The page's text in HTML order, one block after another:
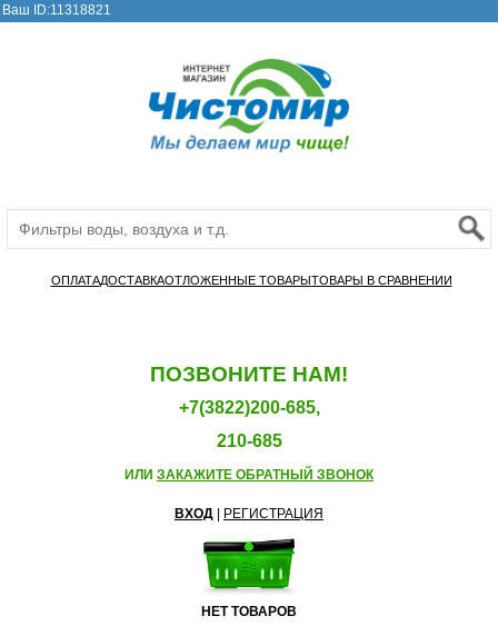
Ваш ID:11318821
ОПЛАТАДОСТАВКАОТЛОЖЕННЫЕ ТОВАРЫТОВАРЫ В СРАВНЕНИИ
ПОЗВОНИТЕ НАМ!
+7(3822)200-685,
210-685
ИЛИ ЗАКАЖИТЕ ОБРАТНЫЙ ЗВОНОК
ВХОД РЕГИСТРАЦИЯ
НЕТ ТОВАРОВ